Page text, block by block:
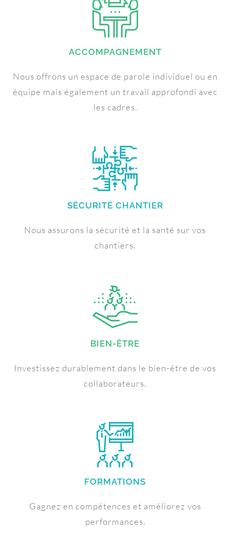
ACCOMPAGNEMENT
Nous offrons un espace de parole individuel ou en
équipe mais également un travail approfondi avec
les cadres.
SÉCURITÉ CHANTIER
Nous assurons la sécurité et la santé sur vos
chantiers.
BIEN-ÊTRE
Investissez durablement dans le bien-être de vos
collaborateurs.
FORMATIONS
Gagnez en compétences et améliorez vos
performances.